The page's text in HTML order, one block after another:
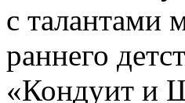
с талантами
раннего
«Кондуит и